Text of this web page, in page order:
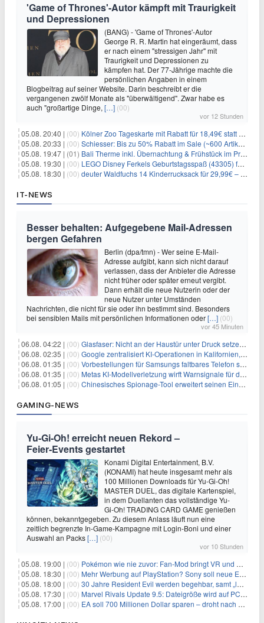
'Game of Thrones'-Autor kämpft mit Traurigkeit
und Depressionen
(BANG) - 'Game of Thrones'-Autor
George R. R. Martin hat eingeräumt, dass
er nach einem "stressigen Jahr" mit
Traurigkeit und Depressionen zu
kämpfen hat. Der 77-Jährige machte die
persönlichen Angaben in einem
Blogbeitrag auf seiner Website. Darin beschreibt er die
vergangenen zwölf Monate als "überwältigend". Zwar habe es
auch "großartige Dinge, […] (00)
vor 12 Stunden
05.08. 20:40 | (00) Kölner Zoo Tageskarte mit Rabatt für 18,49€ statt 29,50€ – einlösbar bis Dezember
05.08. 20:33 | (00) Schiesser: Bis zu 50% Rabatt im Sale (~600 Artikel zur Auswahl)
05.08. 19:47 | (01) Bali Therme inkl. Übernachtung & Frühstück im Premium Hotel (Bad Oeynhausen) ab 89€ p.P.
05.08. 19:30 | (00) LEGO Disney Ferkels Geburtstagsspaß (43305) für 29,10€
05.08. 18:30 | (00) deuter Waldfuchs 14 Kinderrucksack für 29,99€ – Amber-maple
IT-NEWS
Besser behalten: Aufgegebene Mail-Adressen
bergen Gefahren
Berlin (dpa/tmn) - Wer seine E-Mail-
Adresse aufgibt, kann sich nicht darauf
verlassen, dass der Anbieter die Adresse
nicht früher oder später erneut vergibt.
Dann erhält die neue Nutzerin oder der
neue Nutzer unter Umständen
Nachrichten, die nicht für sie oder ihn bestimmt sind. Besonders
bei sensiblen Mails mit persönlichen Informationen oder[…] (00)
vor 45 Minuten
06.08. 04:22 | (00) Glasfaser: Nicht an der Haustür unter Druck setzen lassen
06.08. 02:35 | (00) Google zentralisiert KI-Operationen in Kalifornien, um Rivale Anthropic und OpenAI zu überholen
06.08. 01:35 | (00) Vorbestellungen für Samsungs faltbares Telefon steigen um 30 % in einem wettbewerbsintensiven Markt
06.08. 01:35 | (00) Metas KI-Modellverletzung wirft Warnsignale für die Technologieaufsicht auf
06.08. 01:05 | (00) Chinesisches Spionage-Tool erweitert seinen Einfluss auf 13 Länder und weckt Sicherheitsbedenken
GAMING-NEWS
Yu‑Gi‑Oh! erreicht neuen Rekord –
Feier‑Events gestartet
Konami Digital Entertainment, B.V.
(KONAMI) hat heute insgesamt mehr als
100 Millionen Downloads für Yu-Gi-Oh!
MASTER DUEL, das digitale Kartenspiel,
in dem Duellanten das vollständige Yu-
Gi-Oh! TRADING CARD GAME genießen
können, bekanntgegeben. Zu diesem Anlass läuft nun eine
zeitlich begrenzte In-Game-Kampagne mit Login-Boni und einer
Auswahl an Packs[…] (00)
vor 10 Stunden
05.08. 19:00 | (00) Pokémon wie nie zuvor: Fan-Mod bringt VR und Ego-Perspektive nach Kanto
05.08. 18:30 | (00) Mehr Werbung auf PlayStation? Sony soll neue Einnahmequellen prüfen
05.08. 18:00 | (00) 30 Jahre Resident Evil werden begehbar, samt „lebensgroßem Leon“
05.08. 17:30 | (00) Marvel Rivals Update 9.5: Dateigröße wird auf PC und Konsolen deutlich reduziert
05.08. 17:00 | (00) EA soll 700 Millionen Dollar sparen – droht nach der Übernahme die nächste Entlassungswelle?